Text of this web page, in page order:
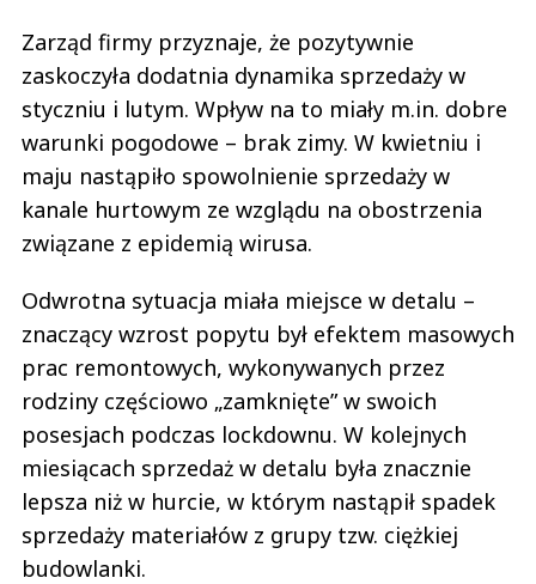
Zarząd firmy przyznaje, że pozytywnie
zaskoczyła dodatnia dynamika sprzedaży w
styczniu i lutym. Wpływ na to miały m.in. dobre
warunki pogodowe – brak zimy. W kwietniu i
maju nastąpiło spowolnienie sprzedaży w
kanale hurtowym ze wzglądu na obostrzenia
związane z epidemią wirusa.
Odwrotna sytuacja miała miejsce w detalu –
znaczący wzrost popytu był efektem masowych
prac remontowych, wykonywanych przez
rodziny częściowo „zamknięte” w swoich
posesjach podczas lockdownu. W kolejnych
miesiącach sprzedaż w detalu była znacznie
lepsza niż w hurcie, w którym nastąpił spadek
sprzedaży materiałów z grupy tzw. ciężkiej
budowlanki.